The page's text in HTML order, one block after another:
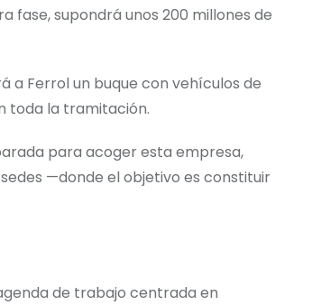
fase, supondrá unos 200 millones de
a Ferrol un buque con vehículos de
toda la tramitación.
para acoger esta empresa,
—donde el objetivo es constituir
de trabajo centrada en